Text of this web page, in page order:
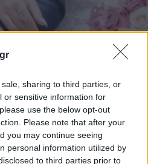
sharing to third parties, or
or sensitive information for
use the below opt-out
Please note that after your
you may continue seeing
personal information utilized by
to third parties prior to
έχουν τέλος οι